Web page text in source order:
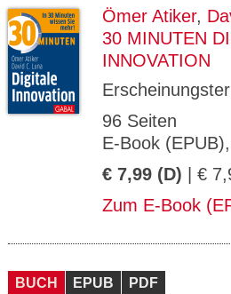
Ömer Atiker,
30 MINUTEN
INNOVATION
96 Seiten
E-Book
€ 7,99 (D) | €
Zum E-Book
BUCH EPUB PDF